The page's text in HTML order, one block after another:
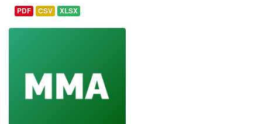
PDF CSV XLSX